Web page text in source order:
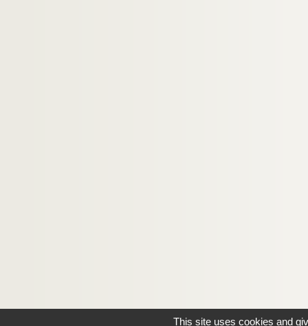
This site uses cookies and